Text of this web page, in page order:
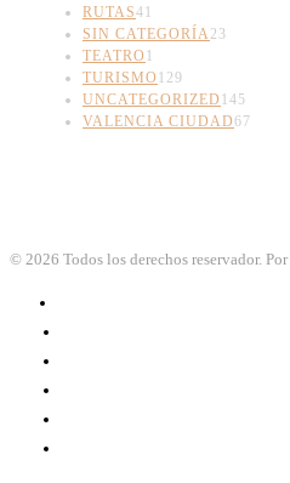
RUTAS41
SIN CATEGORÍA 23
TEATRO 1
TURISMO 129
UNCATEGORIZED 145
VALENCIA CIUDAD67
© 2026 Todos los derechos reservador. Por